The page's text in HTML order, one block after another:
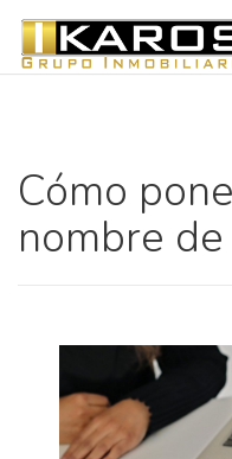
Cómo
nombre